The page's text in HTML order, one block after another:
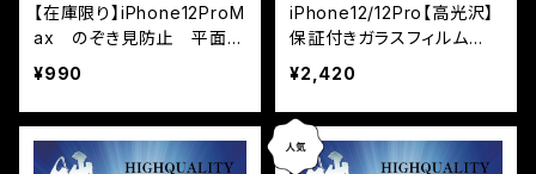
【在庫限り】iPhone12ProM
ax のぞき見防止 平面フ
ルカバー ※3カ月保証付
¥990
iPhone12/12Pro【高光沢】
保証付きガラスフィルム
『鎧』全面フルカバー
¥2,420